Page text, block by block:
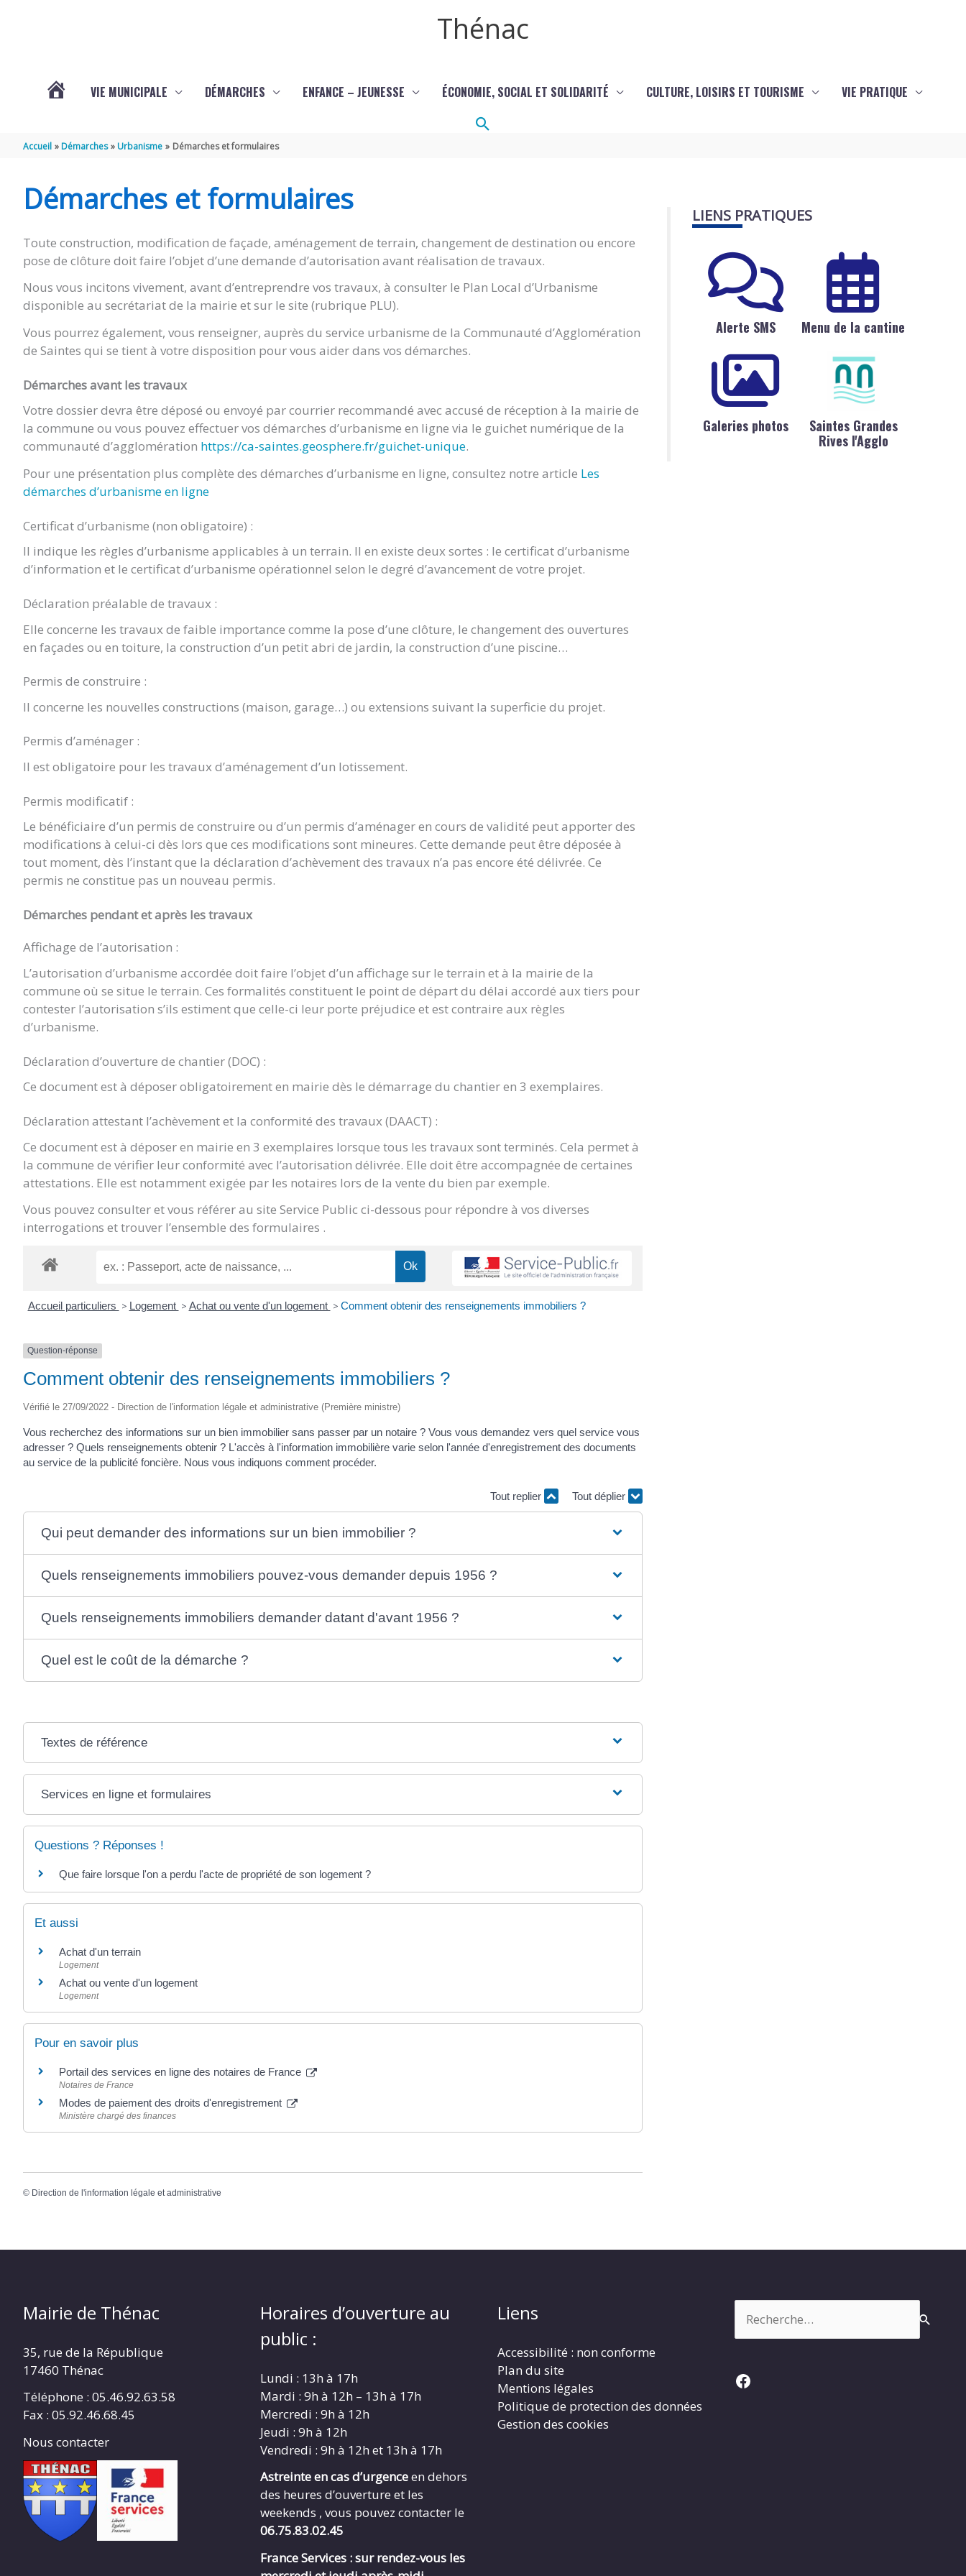
Thénac
THÉNAC
VIE MUNICIPALE DÉMARCHES ENFANCE – JEUNESSE ÉCONOMIE, SOCIAL ET SOLIDARITÉ CULTURE, LOISIRS ET TOURISME VIE PRATIQUE
Rechercher
Accueil Démarches Urbanisme Démarches et formulaires
Démarches et formulaires
Toute construction, modification de façade, aménagement de terrain, changement de destination ou encore
pose de clôture doit faire l’objet d’une demande d’autorisation avant réalisation de travaux.
Nous vous incitons vivement, avant d’entreprendre vos travaux, à consulter le Plan Local d’Urbanisme
disponible au secrétariat de la mairie et sur le site (rubrique PLU).
Vous pourrez également, vous renseigner, auprès du service urbanisme de la Communauté d’Agglomération
de Saintes qui se tient à votre disposition pour vous aider dans vos démarches.
Démarches avant les travaux
Votre dossier devra être déposé ou envoyé par courrier recommandé avec accusé de réception à la mairie de
la commune ou vous pouvez effectuer vos démarches d’urbanisme en ligne via le guichet numérique de la
communauté d’agglomération https://ca-saintes.geosphere.fr/guichet-unique.
Pour une présentation plus complète des démarches d’urbanisme en ligne, consultez notre article Les
démarches d’urbanisme en ligne
Certificat d’urbanisme (non obligatoire) :
Il indique les règles d’urbanisme applicables à un terrain. Il en existe deux sortes : le certificat d’urbanisme
d’information et le certificat d’urbanisme opérationnel selon le degré d’avancement de votre projet.
Déclaration préalable de travaux :
Elle concerne les travaux de faible importance comme la pose d’une clôture, le changement des ouvertures
en façades ou en toiture, la construction d’un petit abri de jardin, la construction d’une piscine…
Permis de construire :
Il concerne les nouvelles constructions (maison, garage…) ou extensions suivant la superficie du projet.
Permis d’aménager :
Il est obligatoire pour les travaux d’aménagement d’un lotissement.
Permis modificatif :
Le bénéficiaire d’un permis de construire ou d’un permis d’aménager en cours de validité peut apporter des
modifications à celui-ci dès lors que ces modifications sont mineures. Cette demande peut être déposée à
tout moment, dès l’instant que la déclaration d’achèvement des travaux n’a pas encore été délivrée. Ce
permis ne constitue pas un nouveau permis.
Démarches pendant et après les travaux
Affichage de l’autorisation :
L’autorisation d’urbanisme accordée doit faire l’objet d’un affichage sur le terrain et à la mairie de la
commune où se situe le terrain. Ces formalités constituent le point de départ du délai accordé aux tiers pour
contester l’autorisation s’ils estiment que celle-ci leur porte préjudice et est contraire aux règles
d’urbanisme.
Déclaration d’ouverture de chantier (DOC) :
Ce document est à déposer obligatoirement en mairie dès le démarrage du chantier en 3 exemplaires.
Déclaration attestant l’achèvement et la conformité des travaux (DAACT) :
Ce document est à déposer en mairie en 3 exemplaires lorsque tous les travaux sont terminés. Cela permet à
la commune de vérifier leur conformité avec l’autorisation délivrée. Elle doit être accompagnée de certaines
attestations. Elle est notamment exigée par les notaires lors de la vente du bien par exemple.
Vous pouvez consulter et vous référer au site Service Public ci-dessous pour répondre à vos diverses
interrogations et trouver l’ensemble des formulaires .
Accueil particuliers > Logement > Achat ou vente d'un logement > Comment obtenir des renseignements immobiliers ?
Question-réponse
Comment obtenir des renseignements immobiliers ?
Vérifié le 27/09/2022 - Direction de l'information légale et administrative (Première ministre)
Vous recherchez des informations sur un bien immobilier sans passer par un notaire ? Vous vous demandez vers quel service vous
adresser ? Quels renseignements obtenir ? L'accès à l'information immobilière varie selon l'année d'enregistrement des documents
au service de la publicité foncière. Nous vous indiquons comment procéder.
Tout replier Tout déplier
Qui peut demander des informations sur un bien immobilier ?
Quels renseignements immobiliers pouvez-vous demander depuis 1956 ?
Quels renseignements immobiliers demander datant d'avant 1956 ?
Quel est le coût de la démarche ?
Textes de référence
Services en ligne et formulaires
Questions ? Réponses !
Que faire lorsque l'on a perdu l'acte de propriété de son logement ?
Et aussi
Achat d'un terrain
Logement
Achat ou vente d'un logement
Logement
Pour en savoir plus
Portail des services en ligne des notaires de France
Notaires de France
Modes de paiement des droits d'enregistrement
Ministère chargé des finances
© Direction de l'information légale et administrative
LIENS PRATIQUES
Alerte SMS Menu de la cantine
Galeries photos
Saintes Grandes
Rives l'Agglo
Mairie de Thénac
35, rue de la République
17460 Thénac
Téléphone : 05.46.92.63.58
Fax : 05.92.46.68.45
Nous contacter
Horaires d’ouverture au
public :
Lundi : 13h à 17h
Mardi : 9h à 12h – 13h à 17h
Mercredi : 9h à 12h
Jeudi : 9h à 12h
Vendredi : 9h à 12h et 13h à 17h
Astreinte en cas d’urgenceen dehors
des heures d’ouverture et les
weekends , vous pouvez contacter le
06.75.83.02.45
France Services : sur rendez-vous les
Liens
Accessibilité : non conforme
Plan du site
Mentions légales
Politique de protection des données
Gestion des cookies
Facebook